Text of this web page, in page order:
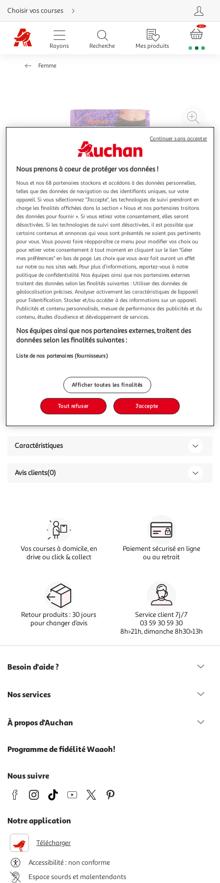
Aller
directement
au
contenu
Aller
directement
Aller
besoin
Choisir vos courses
Rayons Recherche Mes produits
Femme
à
Illustration
précédente
Illustration
suivante
AUCHAN
Culottes discreet anti-fuites protection optimale noir
taille L
Culotte Discreet Taille L NoirAvec leur touche féminine, ces
culottes discreet vous apportent protection, confort et
discrétion. Elles s'adaptent parfaitement à votre
morphologie et toutes les matières en contact avec la peau
sont testées dermatologiquementCet emballage contient
En savoir +
10 culottes
Caractéristiques
Avis clients(0)
Vos courses à domicile, en
drive ou click & collect
Paiement sécurisé en ligne
ou au retrait
Retour produits : 30 jours
pour changer d’avis
Service client 7j/7
03 59 30 59 30
8h>21h, dimanche 8h30>13h
Besoin d'aide ?
Nos services
À propos d'Auchan
Programme de fidélité Waaoh!
Nous suivre
Notre application
Télécharger
Accessibilité : non conforme
Espace sourds et malentendants
Nous prenons à coeur de protéger vos données !
Nous et nos 68 partenaires stockons et accédons à des données personnelles,
telles que des données de navigation ou des identifiants uniques, sur votre
appareil. Si vous sélectionnez "J'accepte", les technologies de suivi prendront en
charge les finalités affichées dans la section « Nous et nos partenaires traitons
des données pour fournir ». Si vous retirez votre consentement, elles seront
désactivées. Si les technologies de suivi sont désactivées, il est possible que
certains contenus et annonces qui vous sont présentés ne soient pas pertinents
pour vous. Vous pouvez faire réapparaître ce menu pour modifier vos choix ou
pour retirer votre consentement à tout moment en cliquant sur le lien "Gérer
mes préférences" en bas de page. Les choix que vous avez fait auront un effet
sur notre ou nos sites web. Pour plus d’informations, reportez-vous à notre
politique de confidentialité. Nos équipes ainsi que nos partenaires externes
traitent des données selon les finalités suivantes : Utiliser des données de
géolocalisation précises. Analyser activement les caractéristiques de l’appareil
pour l’identification. Stocker et/ou accéder à des informations sur un appareil.
Publicités et contenu personnalisés, mesure de performance des publicités et du
contenu, études d’audience et développement de services.
Nos équipes ainsi que nos partenaires externes, traitent des
données selon les finalités suivantes :
Liste de nos partenaires (fournisseurs)
Afficher toutes les finalités
Tout refuser J'accepte
Continuer sans accepter